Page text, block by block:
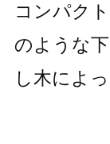
コンパク
のような
し木によ